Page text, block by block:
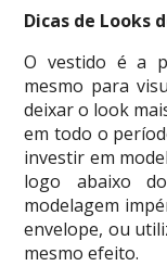
Dicas de Looks
O vestido é a
mesmo para
deixar o look
em todo o
investir em
logo abaixo
modelagem
envelope, ou
mesmo efeito.